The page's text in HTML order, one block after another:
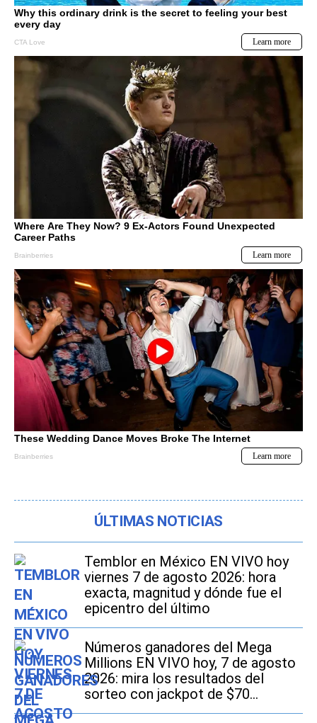
ÚLTIMAS NOTICIAS
Temblor en México EN VIVO hoy
viernes 7 de agosto 2026: hora
exacta, magnitud y dónde fue el
epicentro del último
Números ganadores del Mega
Millions EN VIVO hoy, 7 de agosto
2026: mira los resultados del
sorteo con jackpot de $70
millones en EE.UU.